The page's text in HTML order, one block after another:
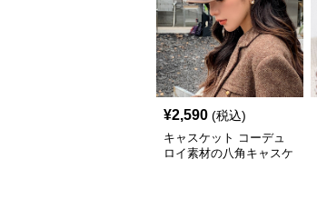
¥2,590 (税込)
キャスケット コーデュ
ロイ素材の八角キャスケ